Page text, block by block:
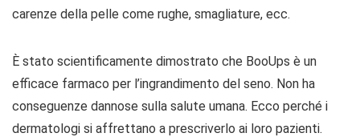
carenze della pelle come rughe, smagliature, ecc.
È stato scientificamente dimostrato che BooUps è un
efficace farmaco per l’ingrandimento del seno. Non ha
conseguenze dannose sulla salute umana. Ecco perché i
dermatologi si affrettano a prescriverlo ai loro pazienti.